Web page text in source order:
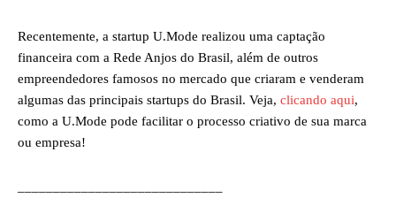
Recentemente, a startup U.Mode realizou uma captação
financeira com a Rede Anjos do Brasil, além de outros
empreendedores famosos no mercado que criaram e venderam
algumas das principais startups do Brasil. Veja, clicando aqui,
como a U.Mode pode facilitar o processo criativo de sua marca
ou empresa!